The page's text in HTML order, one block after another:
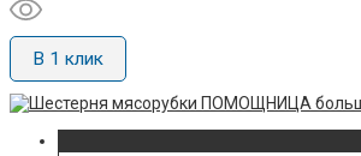
В 1 клик